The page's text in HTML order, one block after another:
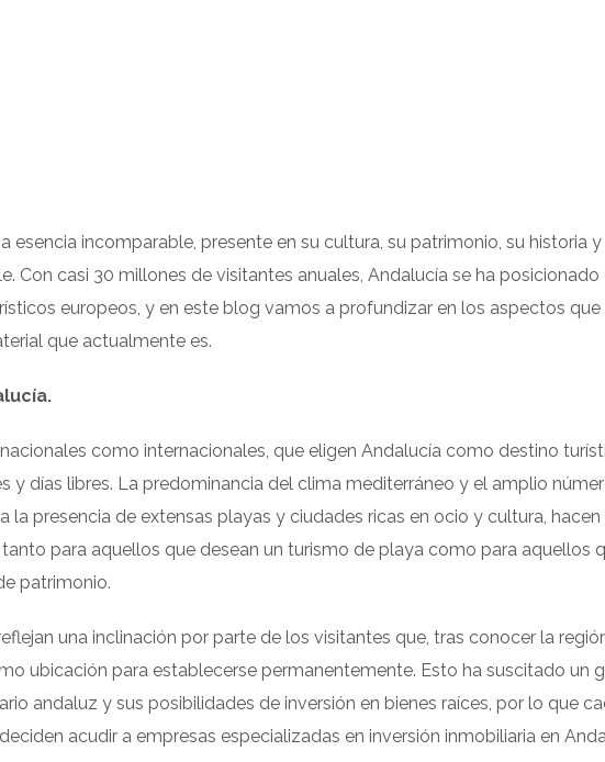
esencia incomparable, presente en su cultura, su patrimonio, su historia y
Con casi 30 millones de visitantes anuales, Andalucía se ha
europeos, y en este blog vamos a profundizar en los aspectos que
que actualmente es.
como internacionales, que eligen Andalucía como destino
y días libres. La predominancia del clima mediterráneo y el amplio
la presencia de extensas playas y ciudades ricas en ocio y cultura, hacen
para aquellos que desean un turismo de playa como para aquellos
patrimonio.
una inclinación por parte de los visitantes que, tras conocer la
ubicación para establecerse permanentemente. Esto ha suscitado un
andaluz y sus posibilidades de inversión en bienes raíces, por lo que
acudir a empresas especializadas en inversión inmobiliaria en